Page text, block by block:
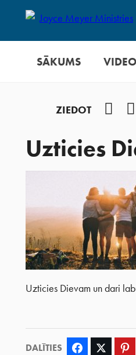
SĀKUMS
ZIEDOT
Uzticies
Uzticies Dievam un dari
DALĪTIES Facebook Twitter